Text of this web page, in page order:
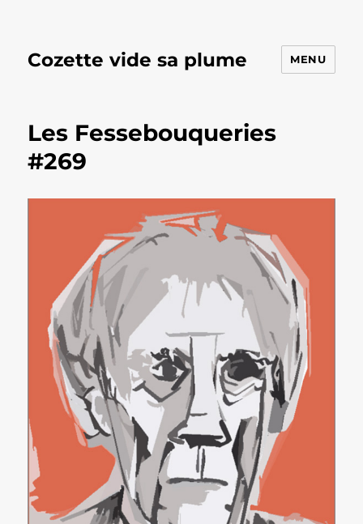
Cozette vide sa plume MENU
Les Fessebouqueries
#269